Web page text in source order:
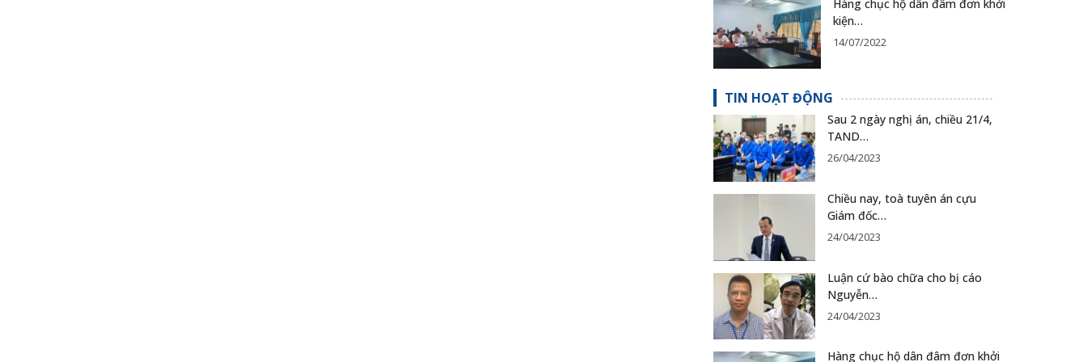
Hàng chục hộ dân đâm đơn khởi
kiện…
14/07/2022
TIN HOẠT ĐỘNG
Sau 2 ngày nghị án, chiều 21/4,
TAND…
26/04/2023
Chiều nay, toà tuyên án cựu
Giám đốc…
24/04/2023
Luận cứ bào chữa cho bị cáo
Nguyễn…
24/04/2023
Hàng chục hộ dân đâm đơn khởi